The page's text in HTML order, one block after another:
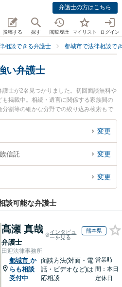
弁護士の方はこちら
投稿する 探す 閲覧履歴 マイリスト ログイン
相談できる弁護士 都城市で法律相談で
い弁護士
士が2名見つかりました。初回面談無料や
掲載中。相続・遺言に関係する家族間の
割等の細かな分野での絞り込み検索もで
の佐々木 健弁護士や近藤和弘法律事務所
報や弁護士費用、強みなどが注目されてい
律相談できる都城市内の弁護士に相談予
んにおすすめです。
変更
信託 変更
変更
談可能な弁護士
髙瀬 真哉
弁護士
インタビュ
ーを見る
熊本県
田迎法律事務所
都城市 か
らも相談
受付中
面談方法(対面・電
話・ビデオなど)は
応相談
営業時
間：本日
定休日